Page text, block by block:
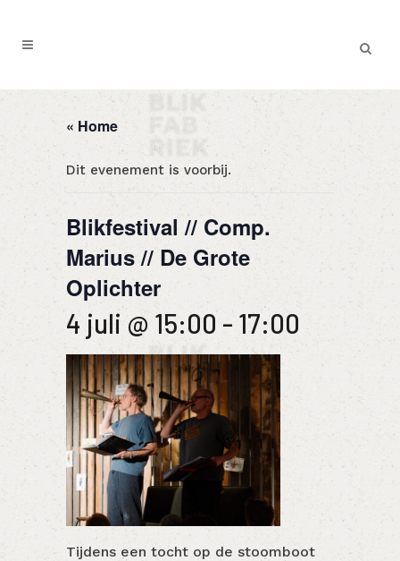
« Home
Dit evenement is voorbij.
Blikfestival // Comp.
Marius // De Grote
Oplichter
4 juli @ 15:00 - 17:00
Tijdens een tocht op de stoomboot